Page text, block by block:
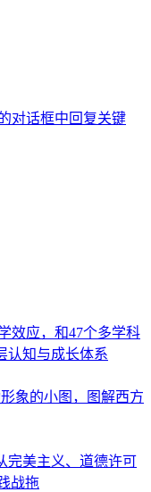
对话框中回复关键
效应，和47个多学科
认知与成长体系
象的小图，图解西方
美主义、道德许可
战拖